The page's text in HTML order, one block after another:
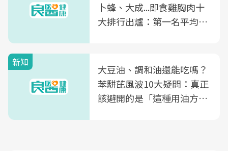
卜蜂、大成...即食雞胸肉十
大排行出爐：第一名平均一
新知
大豆油、調和油還能吃嗎？
苯駢芘風波10大疑問：真正
該避開的是「這種用油方